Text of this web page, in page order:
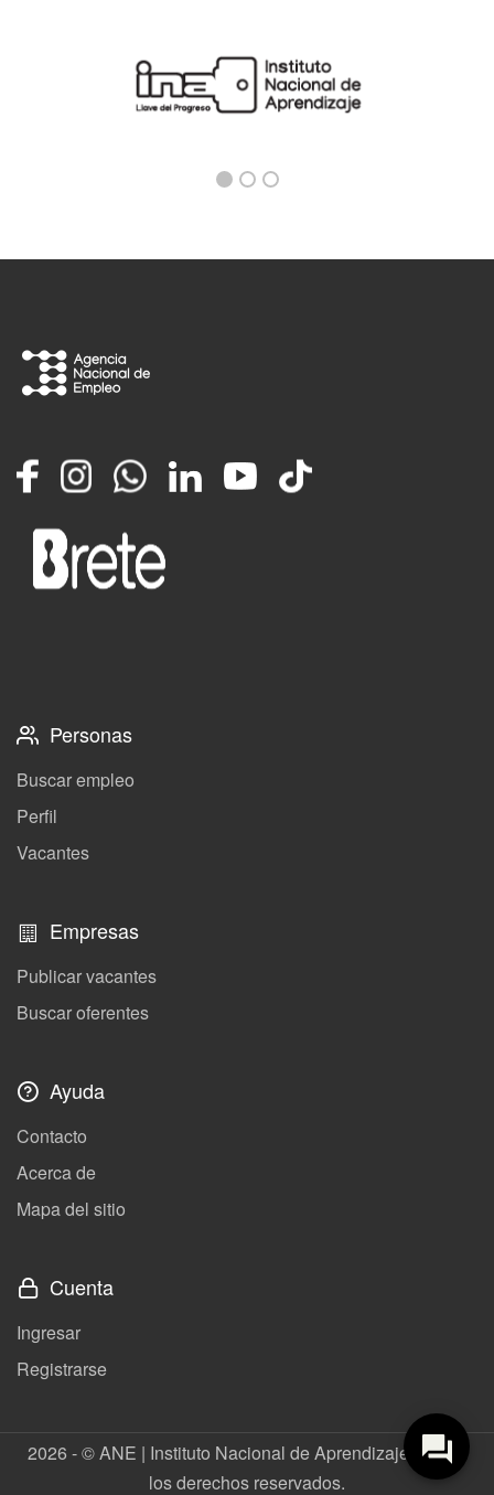
FacebookInstagramWhatsappLinkedInYouTube
TikTok
Personas
Buscar empleo
Perfil
Vacantes
Empresas
Publicar vacantes
Buscar oferentes
Ayuda
Contacto
Acerca de
Mapa del sitio
Cuenta
Ingresar
Registrarse
2026 - © ANE | Instituto Nacional de Aprendizaje. Todos
los derechos reservados.